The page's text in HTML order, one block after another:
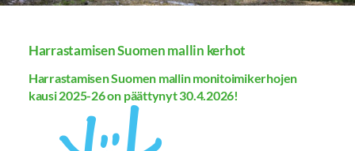
Harrastamisen Suomen mallin kerhot
Harrastamisen Suomen mallin monitoimikerhojen
kausi 2025-26 on päättynyt 30.4.2026!